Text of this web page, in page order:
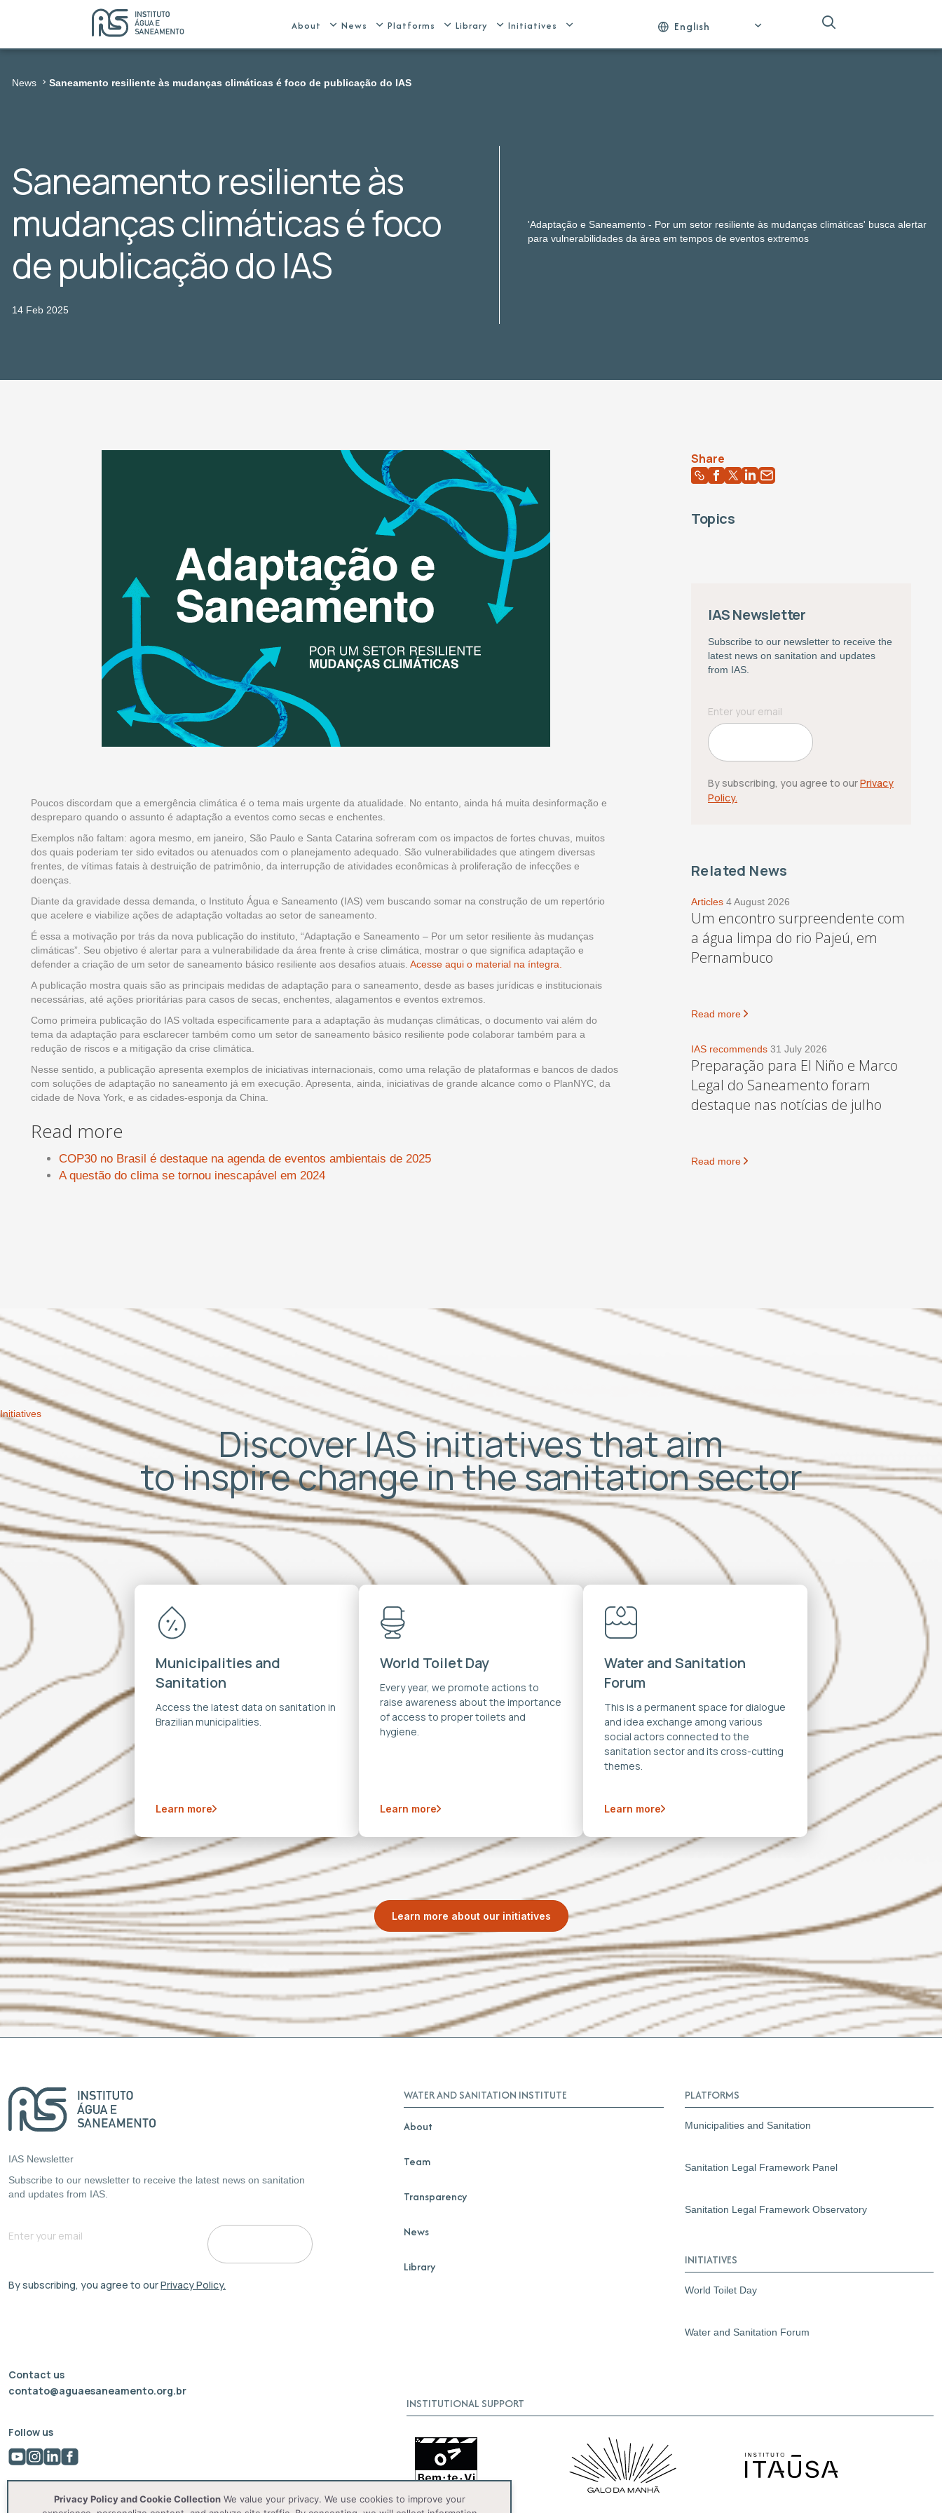
About News Platforms Library Initiatives English
News Saneamento resiliente às mudanças climáticas é foco de publicação do IAS
Saneamento resiliente às
mudanças climáticas é foco
de publicação do IAS
14 Feb 2025
'Adaptação e Saneamento - Por um setor resiliente às mudanças climáticas' busca alertar
para vulnerabilidades da área em tempos de eventos extremos
Poucos discordam que a emergência climática é o tema mais urgente da atualidade. No entanto, ainda há muita desinformação e
despreparo quando o assunto é adaptação a eventos como secas e enchentes.
Exemplos não faltam: agora mesmo, em janeiro, São Paulo e Santa Catarina sofreram com os impactos de fortes chuvas, muitos
dos quais poderiam ter sido evitados ou atenuados com o planejamento adequado. São vulnerabilidades que atingem diversas
frentes, de vítimas fatais à destruição de patrimônio, da interrupção de atividades econômicas à proliferação de infecções e
doenças.
Diante da gravidade dessa demanda, o Instituto Água e Saneamento (IAS) vem buscando somar na construção de um repertório
que acelere e viabilize ações de adaptação voltadas ao setor de saneamento.
É essa a motivação por trás da nova publicação do instituto, “Adaptação e Saneamento – Por um setor resiliente às mudanças
climáticas”. Seu objetivo é alertar para a vulnerabilidade da área frente à crise climática, mostrar o que significa adaptação e
defender a criação de um setor de saneamento básico resiliente aos desafios atuais. Acesse aqui o material na íntegra.
A publicação mostra quais são as principais medidas de adaptação para o saneamento, desde as bases jurídicas e institucionais
necessárias, até ações prioritárias para casos de secas, enchentes, alagamentos e eventos extremos.
Como primeira publicação do IAS voltada especificamente para a adaptação às mudanças climáticas, o documento vai além do
tema da adaptação para esclarecer também como um setor de saneamento básico resiliente pode colaborar também para a
redução de riscos e a mitigação da crise climática.
Nesse sentido, a publicação apresenta exemplos de iniciativas internacionais, como uma relação de plataformas e bancos de dados
com soluções de adaptação no saneamento já em execução. Apresenta, ainda, iniciativas de grande alcance como o PlanNYC, da
cidade de Nova York, e as cidades-esponja da China.
Read more
COP30 no Brasil é destaque na agenda de eventos ambientais de 2025
A questão do clima se tornou inescapável em 2024
Share
Topics
IAS Newsletter
Subscribe to our newsletter to receive the
latest news on sanitation and updates
from IAS.
By subscribing, you agree to ourPrivacy
Policy.
Related News
Articles 4 August 2026
Um encontro surpreendente com
a água limpa do rio Pajeú, em
Pernambuco
Read more
IAS recommends 31 July 2026
Preparação para El Niño e Marco
Legal do Saneamento foram
destaque nas notícias de julho
Read more
Initiatives
Discover IAS initiatives that aim
to inspire change in the sanitation sector
Municipalities and
Sanitation
Access the latest data on sanitation in
Brazilian municipalities.
Learn more
World Toilet Day
Every year, we promote actions to
raise awareness about the importance
of access to proper toilets and
hygiene.
Learn more
Water and Sanitation
Forum
This is a permanent space for dialogue
and idea exchange among various
social actors connected to the
sanitation sector and its cross-cutting
themes.
Learn more
Learn more about our initiatives
IAS Newsletter
Subscribe to our newsletter to receive the latest news on sanitation
and updates from IAS.
By subscribing, you agree to ourPrivacy Policy.
WATER AND SANITATION INSTITUTE
About
Team
Transparency
News
Library
PLATFORMS
Municipalities and Sanitation
Sanitation Legal Framework Panel
Sanitation Legal Framework Observatory
INITIATIVES
World Toilet Day
Water and Sanitation Forum
Contact us
contato@aguaesaneamento.org.br
Follow us
INSTITUTIONAL SUPPORT
Privacy Policy and Cookie CollectionWe value your privacy. We use cookies to improve your